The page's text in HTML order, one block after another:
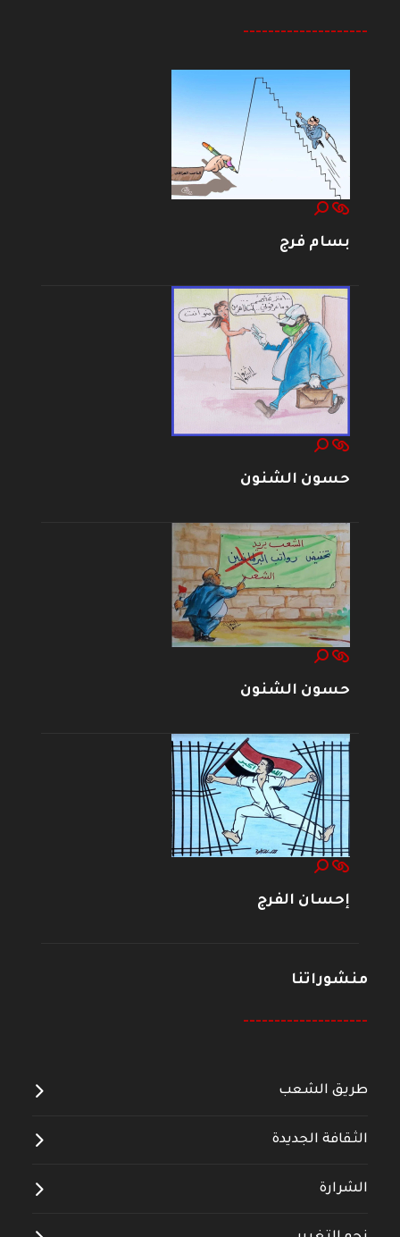
--------------------
بسام فرج
حسون الشنون
حسون الشنون
إحسان الفرج
منشوراتنا
--------------------
طريق الشعب
الثقافة الجديدة
الشرارة